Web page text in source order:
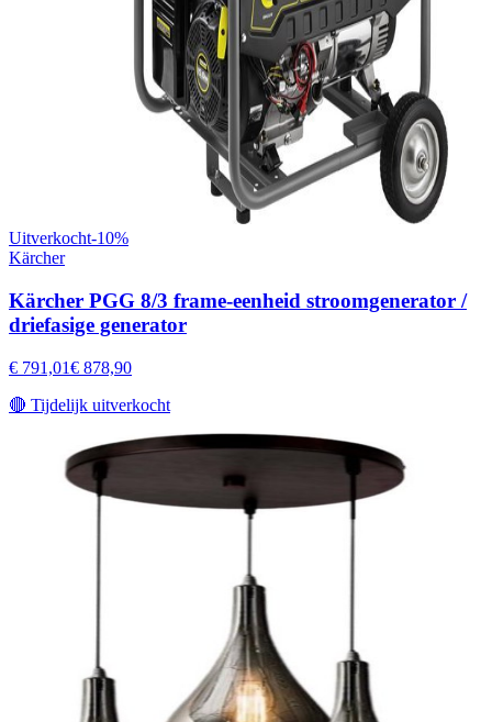
Uitverkocht-10%
Kärcher
Kärcher PGG 8/3 frame-eenheid stroomgenerator /
driefasige generator
€ 791,01€ 878,90
🔴 Tijdelijk uitverkocht